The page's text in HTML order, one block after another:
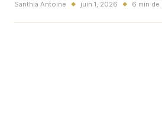
Santhia Antoine ◆ juin 1, 2026 ◆ 6 min de